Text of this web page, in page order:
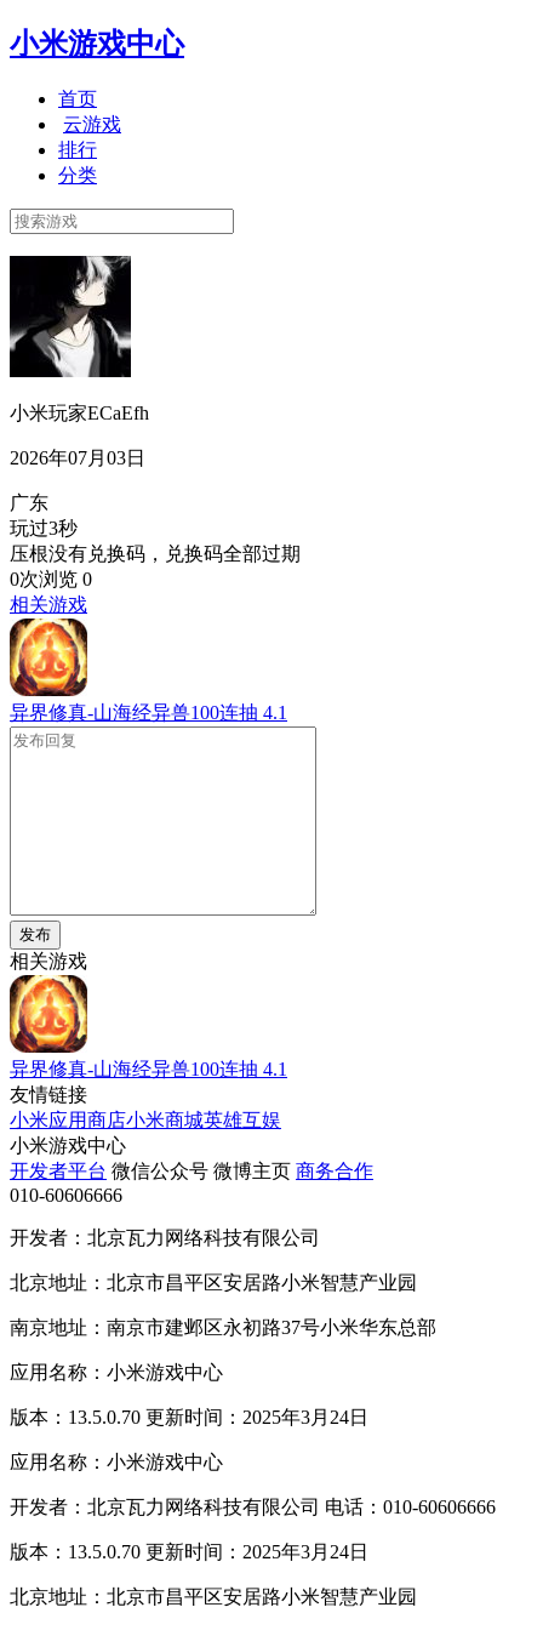
小米游戏中心
首页
云游戏
排行
分类
小米玩家ECaEfh
2026年07月03日
广东
玩过3秒
压根没有兑换码，兑换码全部过期
0次浏览 0
相关游戏
异界修真-山海经异兽100连抽 4.1
发布
相关游戏
异界修真-山海经异兽100连抽 4.1
友情链接
小米应用商店小米商城英雄互娱
小米游戏中心
开发者平台 微信公众号 微博主页 商务合作
010-60606666
开发者：北京瓦力网络科技有限公司
北京地址：北京市昌平区安居路小米智慧产业园
南京地址：南京市建邺区永初路37号小米华东总部
应用名称：小米游戏中心
版本：13.5.0.70 更新时间：2025年3月24日
应用名称：小米游戏中心
开发者：北京瓦力网络科技有限公司 电话：010-60606666
版本：13.5.0.70 更新时间：2025年3月24日
北京地址：北京市昌平区安居路小米智慧产业园